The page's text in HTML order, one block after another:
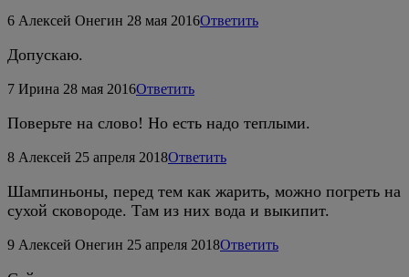
6 Алексей Онегин 28 мая 2016Ответить
Допускаю.
7 Ирина 28 мая 2016Ответить
Поверьте на слово! Но есть надо теплыми.
8 Алексей 25 апреля 2018Ответить
Шампиньоны, перед тем как жарить, можно погреть на
сухой сковороде. Там из них вода и выкипит.
9 Алексей Онегин 25 апреля 2018Ответить